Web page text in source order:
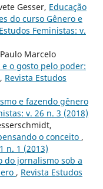
Gesser, Educação
do curso Gênero e
Feministas: v.
Marcelo
o gosto pelo poder:
, Revista Estudos
e fazendo gênero
v. 26 n. 3 (2018)
o conceito ,
n. 1 (2013)
do jornalismo sob a
, Revista Estudos